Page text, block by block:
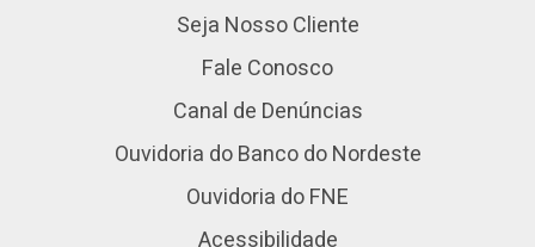
Seja Nosso Cliente
Fale Conosco
Canal de Denúncias
Ouvidoria do Banco do Nordeste
Ouvidoria do FNE
Acessibilidade